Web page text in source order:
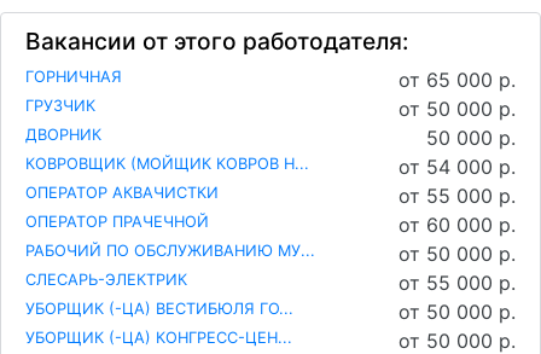
Вакансии от этого работодателя:
ГОРНИЧНАЯ от 65 000 р.
ГРУЗЧИК от 50 000 р.
ДВОРНИК 50 000 р.
КОВРОВЩИК (МОЙЩИК КОВРОВ Н... от 54 000 р.
ОПЕРАТОР АКВАЧИСТКИ от 55 000 р.
ОПЕРАТОР ПРАЧЕЧНОЙ от 60 000 р.
РАБОЧИЙ ПО ОБСЛУЖИВАНИЮ МУ... от 50 000 р.
СЛЕСАРЬ-ЭЛЕКТРИК от 55 000 р.
УБОРЩИК (-ЦА) ВЕСТИБЮЛЯ ГО... от 50 000 р.
УБОРЩИК (-ЦА) КОНГРЕСС-ЦЕН... от 50 000 р.